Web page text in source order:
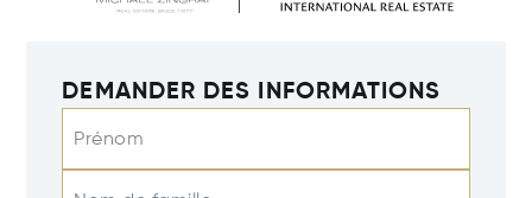
DEMANDER DES INFORMATIONS
Prénom